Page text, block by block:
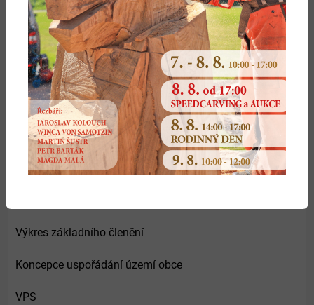
VPS
Doprava
Odůvodnění
Koordinační výkres
Změna č.1
Výkres základního členění
Koncepce uspořádání území obce
VPS